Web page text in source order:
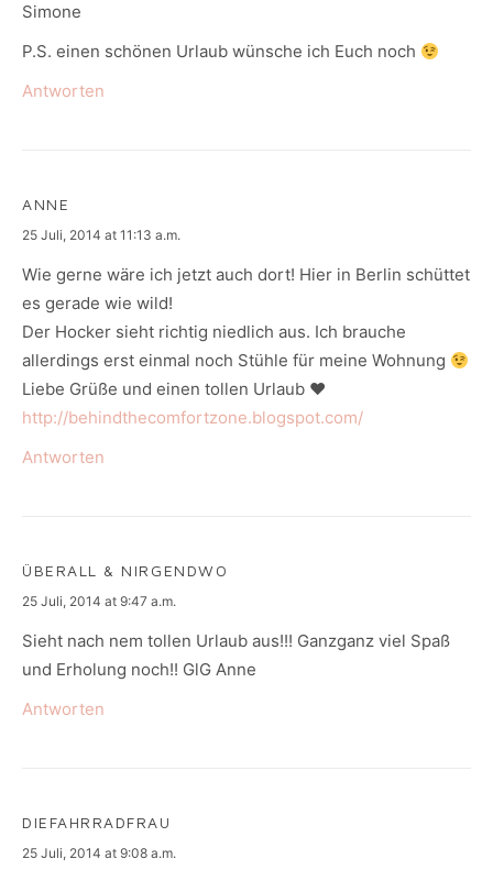
Simone
P.S. einen schönen Urlaub wünsche ich Euch noch
Antworten
ANNE
says:
25 Juli, 2014 at 11:13 a.m.
Wie gerne wäre ich jetzt auch dort! Hier in Berlin schüttet
es gerade wie wild!
Der Hocker sieht richtig niedlich aus. Ich brauche
allerdings erst einmal noch Stühle für meine Wohnung
Liebe Grüße und einen tollen Urlaub ♥
http://behindthecomfortzone.blogspot.com/
Antworten
ÜBERALL & NIRGENDWO
says:
25 Juli, 2014 at 9:47 a.m.
Sieht nach nem tollen Urlaub aus!!! Ganzganz viel Spaß
und Erholung noch!! GlG Anne
Antworten
DIEFAHRRADFRAU
says:
25 Juli, 2014 at 9:08 a.m.